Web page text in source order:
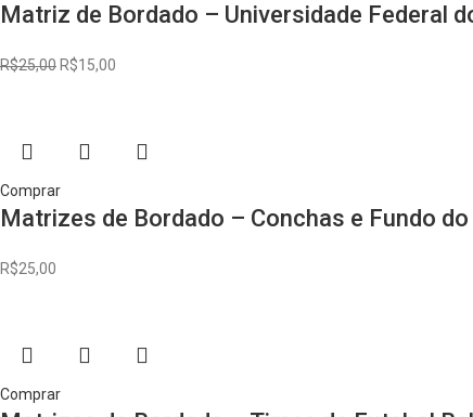
Matriz de Bordado – Universidade Federal
R$25,00R$15,00
Comprar
Matrizes de Bordado – Conchas e Fundo
R$25,00
Comprar